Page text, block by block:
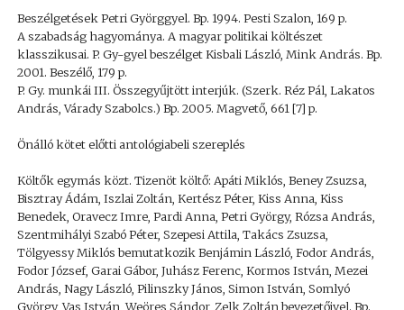
Beszélgetések Petri Györggyel. Bp. 1994. Pesti Szalon, 169 p.
A szabadság hagyománya. A magyar politikai költészet
klasszikusai. P. Gy-gyel beszélget Kisbali László, Mink András. Bp.
2001. Beszélő, 179 p.
P. Gy. munkái III. Összegyűjtött interjúk. (Szerk. Réz Pál, Lakatos
András, Várady Szabolcs.) Bp. 2005. Magvető, 661 [7] p.
Önálló kötet előtti antológiabeli szereplés
Költők egymás közt. Tizenöt költő: Apáti Miklós, Beney Zsuzsa,
Bisztray Ádám, Iszlai Zoltán, Kertész Péter, Kiss Anna, Kiss
Benedek, Oravecz Imre, Pardi Anna, Petri György, Rózsa András,
Szentmihályi Szabó Péter, Szepesi Attila, Takács Zsuzsa,
Tölgyessy Miklós bemutatkozik Benjámin László, Fodor András,
Fodor József, Garai Gábor, Juhász Ferenc, Kormos István, Mezei
András, Nagy László, Pilinszky János, Simon István, Somlyó
György, Vas István, Weöres Sándor, Zelk Zoltán bevezetőivel. Bp.